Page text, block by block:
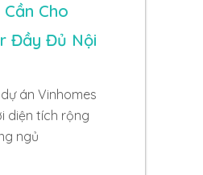
Cho
Đầy Đủ Nội
án Vinhomes
diện tích rộng
ngủ